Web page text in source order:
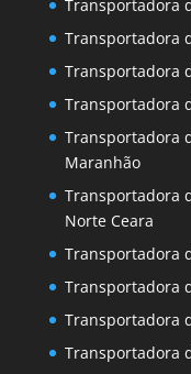
Transportadora
Transportadora
Transportadora
Transportadora
Transportadora
Maranhão
Transportadora
Norte Ceara
Transportadora
Transportadora
Transportadora
Transportadora